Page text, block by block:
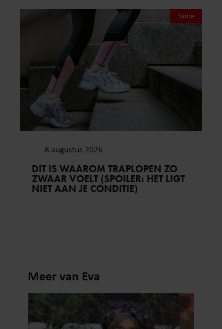
Sante
8 augustus 2026
DÍT IS WAAROM TRAPLOPEN ZO
ZWAAR VOELT (SPOILER: HET LIGT
NIET AAN JE CONDITIE)
Meer van Eva